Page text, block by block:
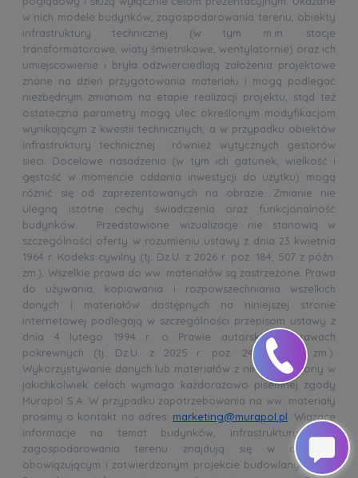
w nich modele budynków, zagospodarowania terenu, obiekty
infrastruktury technicznej (w tym m.in. stacje
transformatorowe, wiaty śmietnikowe, wentylatornie) oraz ich
umiejscowienie i bryła odzwierciedlają założenia projektowe
znane na dzień przygotowania materiału i mogą podlegać
niezbędnym zmianom na etapie realizacji projektu, stąd też
ostateczna parametry mogą ulec określonym modyfikacjom
wynikającym z kwestii technicznych, a w przypadku obiektów
infrastruktury technicznej również wytycznych gestorów
sieci. Docelowe nasadzenia (w tym ich gatunek, wielkość i
gęstość w momencie oddania inwestycji do użytku) mogą
różnić się od zaprezentowanych na obrazie. Zmianie nie
ulegną istotne cechy świadczenia oraz funkcjonalność
budynków. Przedstawione wizualizacje nie stanowią w
szczególności oferty w rozumieniu ustawy z dnia 23 kwietnia
1964 r. Kodeks cywilny (tj. Dz.U. z 2026 r. poz. 184, 507 z późn.
zm.). Wszelkie prawa do ww. materiałów są zastrzeżone. Prawa
do używania, kopiowania i rozpowszechniania wszelkich
danych i materiałów dostępnych na niniejszej stronie
internetowej podlegają w szczególności przepisom ustawy z
dnia 4 lutego 1994 r. o Prawie autorskim i prawach
pokrewnych (tj. Dz.U. z 2025 r. poz. 24 z późn. zm.).
Wykorzystywanie danych lub materiałów z niniejszej strony w
jakichkolwiek celach wymaga każdorazowo pisemnej zgody
Murapol S.A. W przypadku zapotrzebowania na ww. materiały
prosimy o kontakt na adres: marketing@murapol.pl . Wiążące
informacje na temat budynków, infrastruktury oraz
zagospodarowania terenu znajdują się w aktualnie
obowiązującym i zatwierdzonym projekcie budowlanym oraz